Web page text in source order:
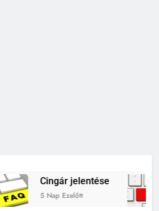
Cingár jelentése
5 Nap Ezelőtt